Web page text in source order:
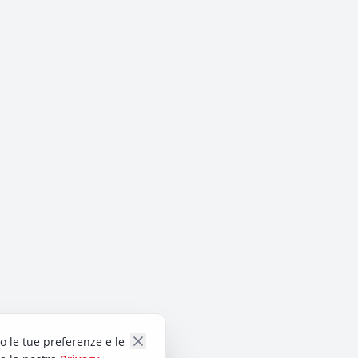
le tue preferenze e le